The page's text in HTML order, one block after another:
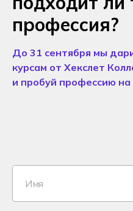
профессия?
До 31 сентября мы
курсам от Хекслет
и пробуй профессию на